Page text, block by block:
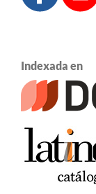
Indexada en